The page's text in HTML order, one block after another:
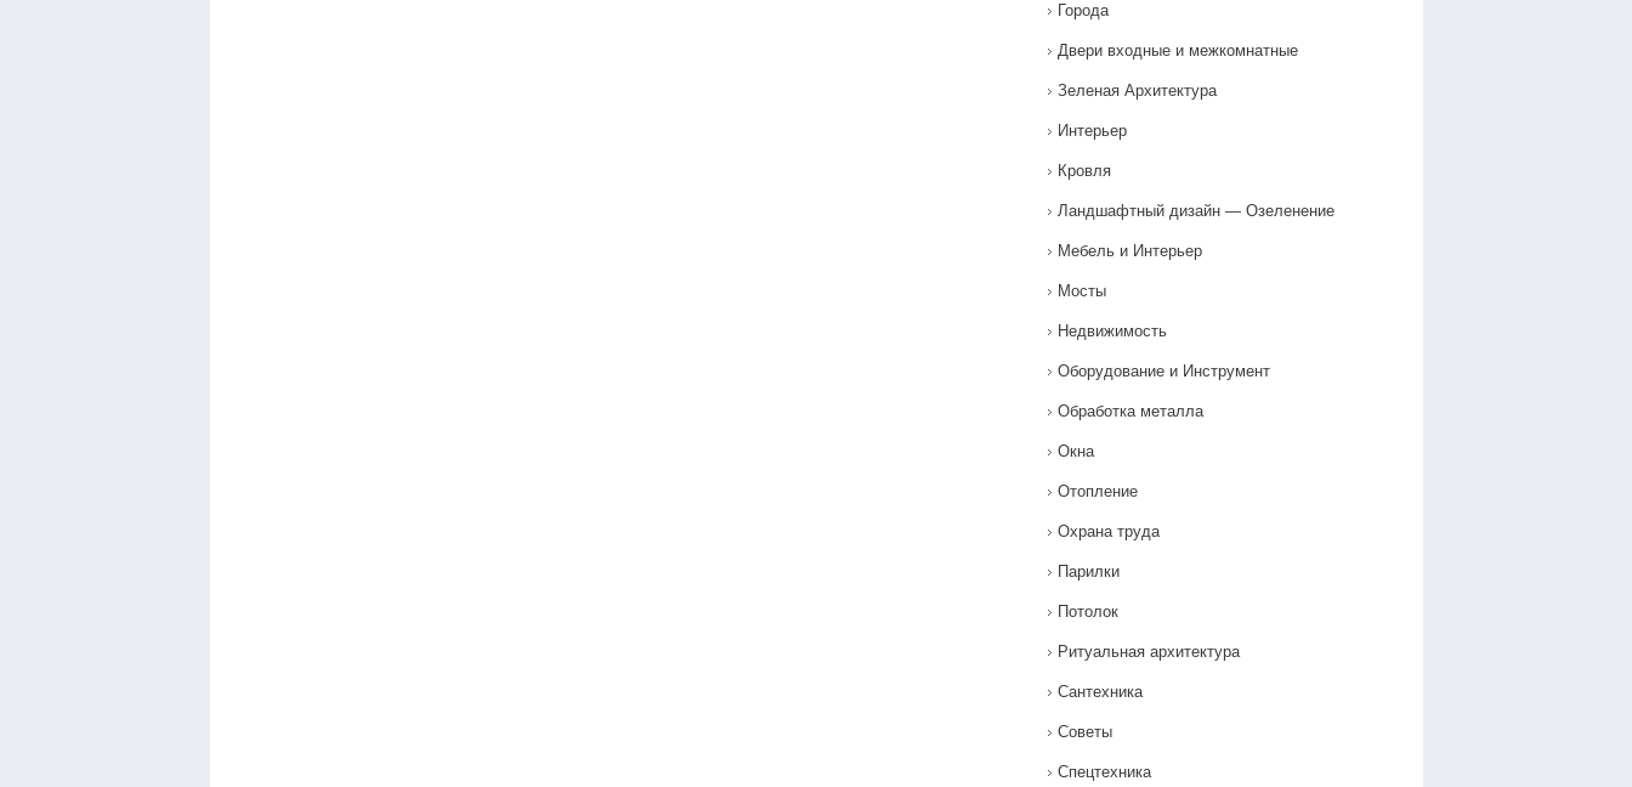
Города
Двери входные и межкомнатные
Зеленая Архитектура
Интерьер
Кровля
Ландшафтный дизайн — Озеленение‎
Мебель и Интерьер
Мосты
Недвижимость
Оборудование и Инструмент
Обработка металла
Окна
Отопление
Охрана труда
Парилки
Потолок
Ритуальная архитектура
Сантехника
Советы
Спецтехника